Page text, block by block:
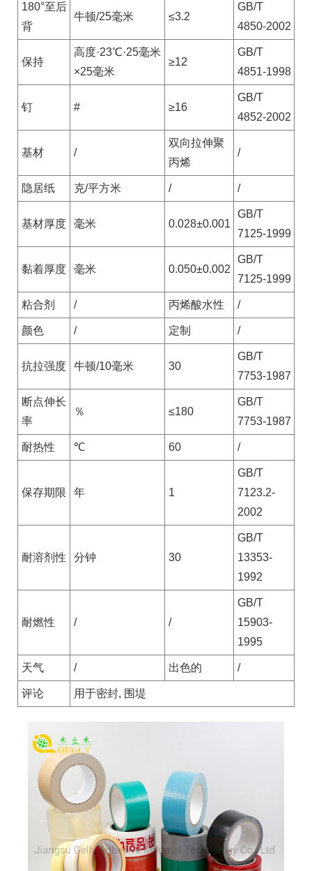
180°至后
背
牛顿/25毫米 ≤3.2
GB/T
4850-2002
保持
高度·23℃·25毫米
×25毫米
≥12
GB/T
4851-1998
钉 # ≥16
GB/T
4852-2002
基材 /
双向拉伸聚
丙烯
/
隐居纸 克/平方米 / /
基材厚度 毫米 0.028±0.001
GB/T
7125-1999
黏着厚度 毫米 0.050±0.002
GB/T
7125-1999
粘合剂 / 丙烯酸水性 /
颜色 / 定制 /
抗拉强度 牛顿/10毫米 30
GB/T
7753-1987
断点伸长
率
％ ≤180
GB/T
7753-1987
耐热性 ℃ 60 /
保存期限 年 1
GB/T
7123.2-
2002
耐溶剂性 分钟 30
GB/T
13353-
1992
耐燃性 / /
GB/T
15903-
1995
天气 / 出色的 /
评论 用于密封, 围堤